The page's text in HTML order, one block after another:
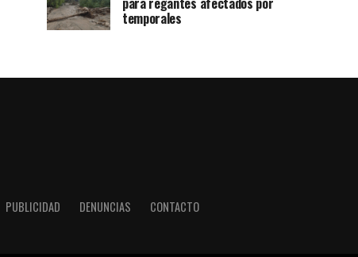
temporales
PUBLICIDAD DENUNCIAS CONTACTO